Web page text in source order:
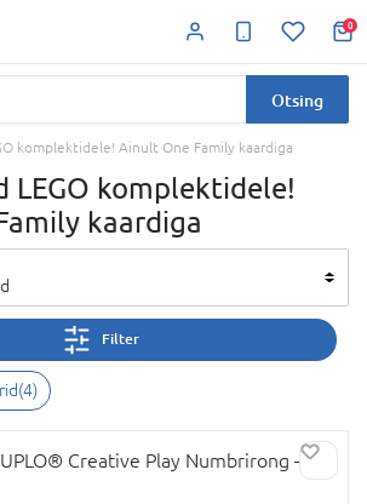
0
Otsing
komplektidele! Ainult One Family kaardiga
LEGO komplektidele!
kaardiga
Filter
(4)
Creative Play Numbrirong –